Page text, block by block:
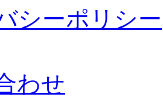
シーポリシー
わせ